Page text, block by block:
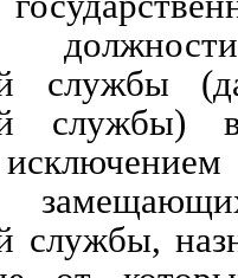
службы
службы)
службы,